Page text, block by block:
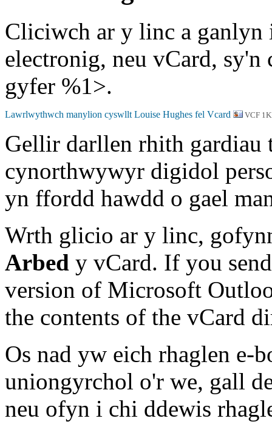
Cliciwch ar y linc a
electronig, neu vCard,
gyfer %1>.
VCF
Gellir darllen rhith gardiau
cynorthwywyr digidol
yn ffordd hawdd o gael
Wrth glicio ar y linc,
Arbed y vCard. If you
version of Microsoft
the contents of the vCard
Os nad yw eich rhaglen e-
uniongyrchol o'r we, gall
neu ofyn i chi ddewis